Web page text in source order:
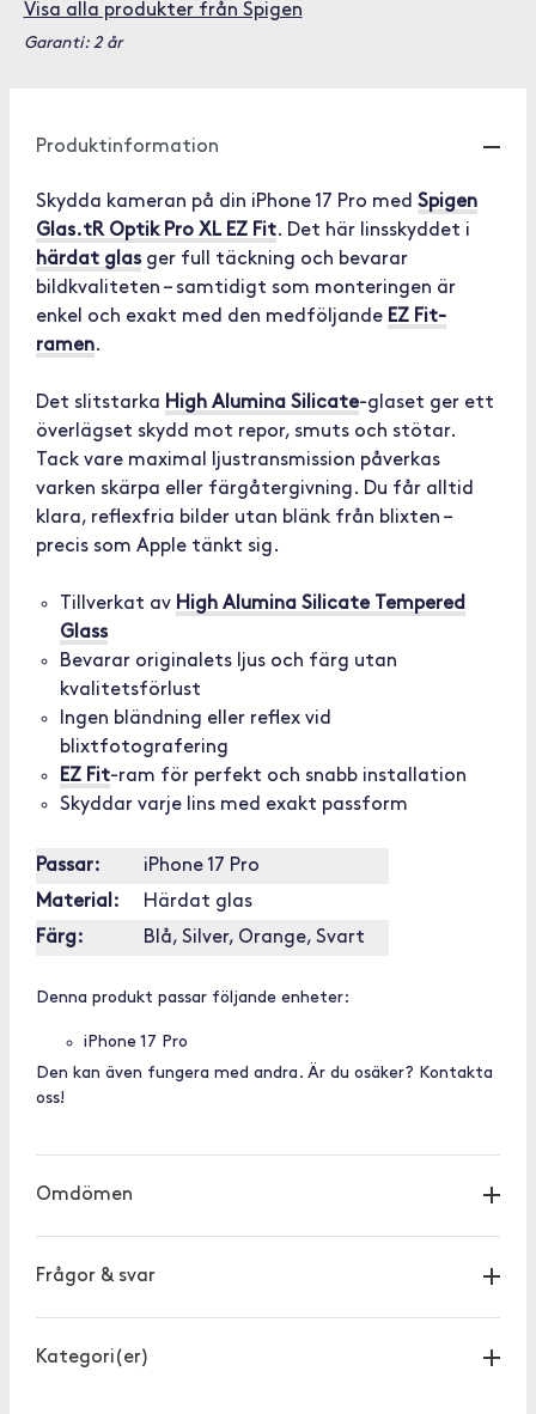
Visa alla produkter från Spigen
Garanti: 2 år
Produktinformation
Skydda kameran på din iPhone 17 Pro med Spigen
Glas.tR Optik Pro XL EZ Fit. Det här linsskyddet i
härdat glasger full täckning och bevarar
bildkvaliteten – samtidigt som monteringen är
enkel och exakt med den medföljande EZ Fit-
ramen.
Det slitstarka High Alumina Silicate-glaset ger ett
överlägset skydd mot repor, smuts och stötar.
Tack vare maximal ljustransmission påverkas
varken skärpa eller färgåtergivning. Du får alltid
klara, reflexfria bilder utan blänk från blixten –
precis som Apple tänkt sig.
Tillverkat av High Alumina Silicate Tempered
Glass
Bevarar originalets ljus och färg utan
kvalitetsförlust
Ingen bländning eller reflex vid
blixtfotografering
EZ Fit-ram för perfekt och snabb installation
Skyddar varje lins med exakt passform
Passar:
iPhone 17 Pro
Material:
Härdat glas
Färg:
Blå, Silver, Orange, Svart
Denna produkt passar följande enheter:
iPhone 17 Pro
Den kan även fungera med andra. Är du osäker? Kontakta
oss!
Omdömen
Frågor & svar
Kategori(er)